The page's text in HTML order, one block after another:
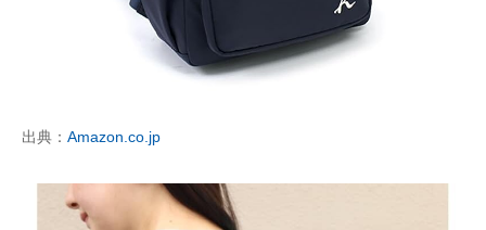
出典： Amazon.co.jp